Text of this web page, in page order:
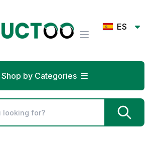
ES
Shop by Categories